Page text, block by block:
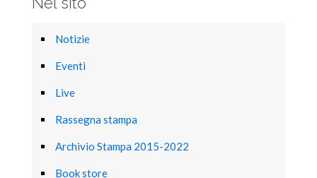
Notizie
Eventi
Live
Rassegna stampa
Archivio Stampa 2015-2022
Book store